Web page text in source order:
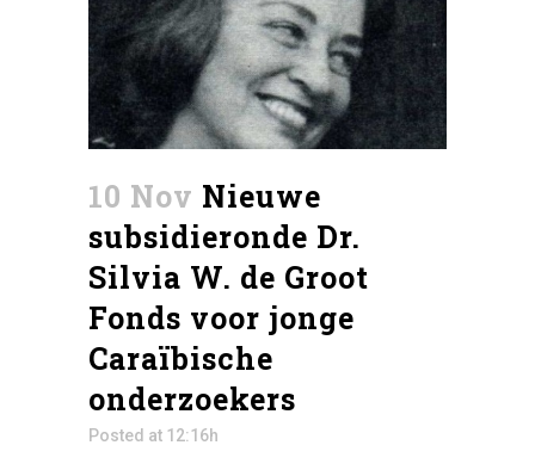
10 Nov Nieuwe
subsidieronde Dr.
Silvia W. de Groot
Fonds voor jonge
Caraïbische
onderzoekers
Posted at 12:16h